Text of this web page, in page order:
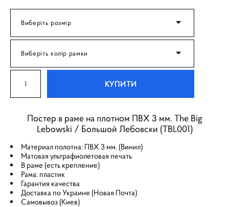
Виберіть розмір
Виберіть колір рамки
КУПИТИ
Постер в раме на плотном ПВХ 3 мм. The Big
Lebowski / Большой Лебовски (TBL001)
Материал полотна: ПВХ 3 мм. (Винил)
Матовая ультрафиолетовая печать
В раме (есть крепление)
Рама: пластик
Гарантия качества
Доставка по Украине (Новая Почта)
Самовывоз (Киев)